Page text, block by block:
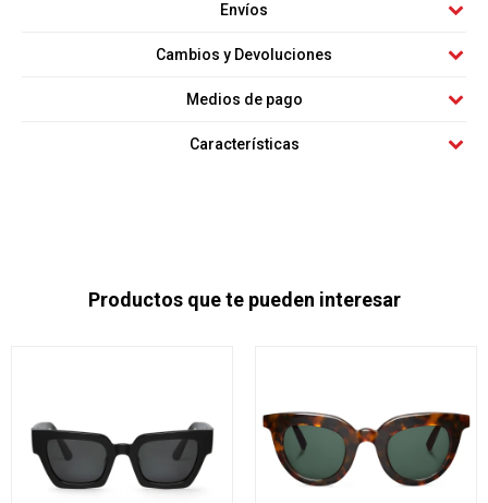
Envíos
Cambios y Devoluciones
Medios de pago
Características
Productos que te pueden interesar